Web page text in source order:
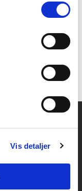
Vis detaljer